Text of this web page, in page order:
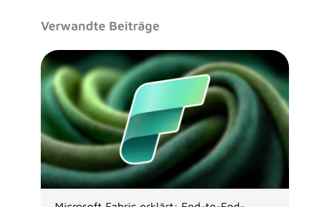
Verwandte Beiträge